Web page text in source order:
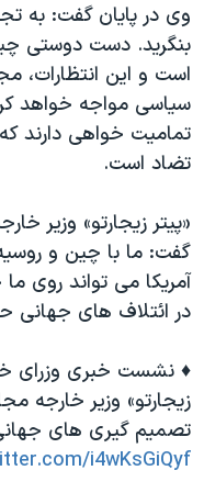
وی در پایان گفت: به
بنگرید. دست دوستی
است و این انتظارات،
سیاسی مواجه خواهد
تمامیت خواهی دارند که
تضاد است.
«پیتر زیجارتو» وزیر
گفت: ما با چین و
آمریکا می تواند روی
در ائتلاف های جهانی
♦️ نشست خبری وزرای
زیجارتو» وزیر خارجه
تصمیم گیری های
i4wKsGiQyf